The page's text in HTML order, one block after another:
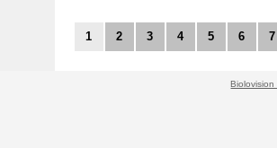
1 2 3 4 5 6 7
Biolovision